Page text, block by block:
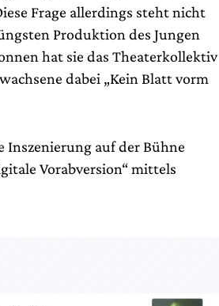
Frage allerdings steht nicht
Produktion des Jungen
hat sie das Theaterkollektiv
dabei „Kein Blatt vorm
Inszenierung auf der Bühne
Vorabversion“ mittels